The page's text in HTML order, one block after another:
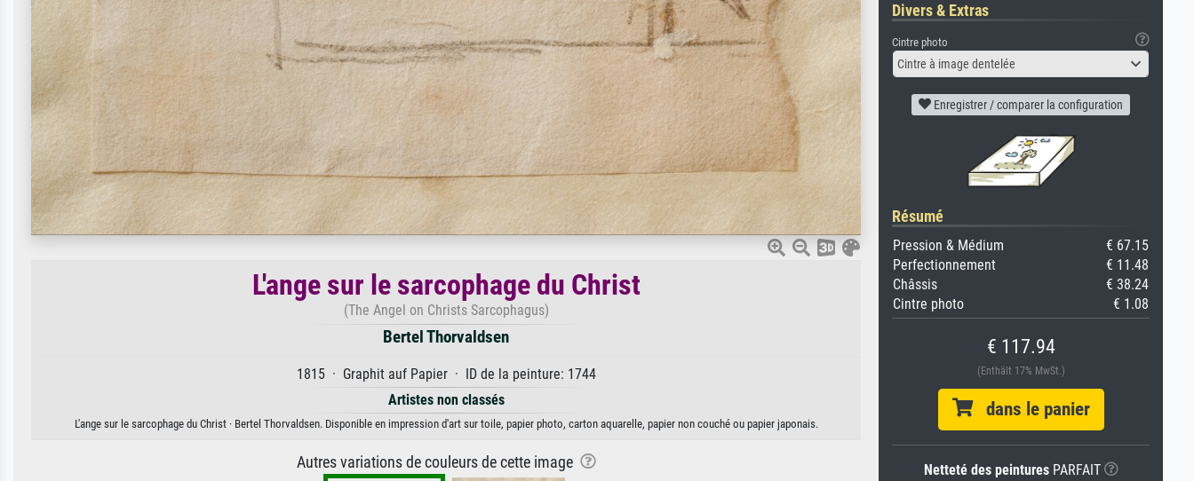
L'ange sur le sarcophage du Christ
(The Angel on Christs Sarcophagus)
Bertel Thorvaldsen
1815 · Graphit auf Papier · ID de la peinture: 1744
Artistes non classés
L'ange sur le sarcophage du Christ · Bertel Thorvaldsen. Disponible en impression d'art sur toile, papier photo, carton aquarelle, papier non couché ou papier japonais.
Autres variations de couleurs de cette image
Divers & Extras
Cintre photo
Cintre à image dentelée
Enregistrer / comparer la configuration
Résumé
Pression & Médium
€ 67.15
Perfectionnement
€ 11.48
Châssis
€ 38.24
Cintre photo
€ 1.08
€ 117.94
(Enthält 17% MwSt.)
dans le panier
Netteté des peinturesPARFAIT